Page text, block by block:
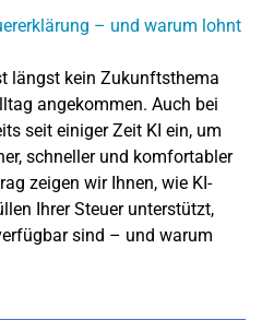
längst kein Zukunftsthema
angekommen. Auch bei
seit einiger Zeit KI ein, um
schneller und komfortabler
zeigen wir Ihnen, wie KI-
Ihrer Steuer unterstützt,
sind – und warum